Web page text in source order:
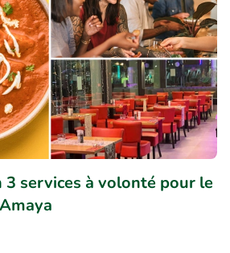
services à volonté pour le